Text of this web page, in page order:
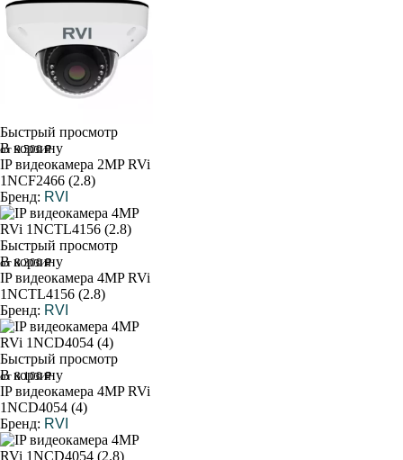
Быстрый просмотр
В корзину
от 9 500 ₽
IP видеокамера 2MP RVi
1NCF2466 (2.8)
Бренд: RVI
Быстрый просмотр
В корзину
от 8 300 ₽
IP видеокамера 4MP RVi
1NCTL4156 (2.8)
Бренд: RVI
Быстрый просмотр
В корзину
от 8 100 ₽
IP видеокамера 4MP RVi
1NCD4054 (4)
Бренд: RVI